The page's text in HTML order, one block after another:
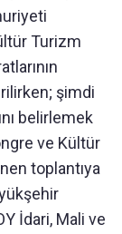
Turizm
şimdi
belirlemek
ve Kültür
toplantıya
İdari, Mali ve